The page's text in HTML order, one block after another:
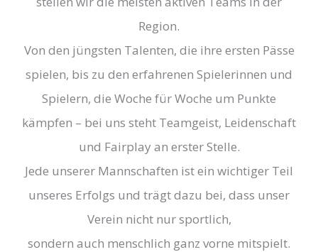
Region.
Von den jüngsten Talenten, die ihre ersten Pässe
spielen, bis zu den erfahrenen Spielerinnen und
Spielern, die Woche für Woche um Punkte
kämpfen – bei uns steht Teamgeist, Leidenschaft
und Fairplay an erster Stelle.
Jede unserer Mannschaften ist ein wichtiger Teil
unseres Erfolgs und trägt dazu bei, dass unser
Verein nicht nur sportlich,
sondern auch menschlich ganz vorne mitspielt.